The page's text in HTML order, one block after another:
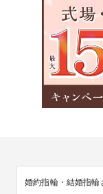
婚約指輪・結婚指輪